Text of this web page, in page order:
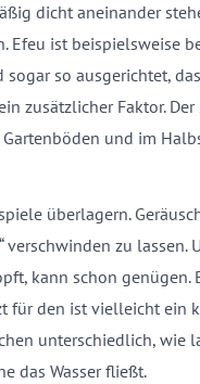
dicht aneinander
Efeu ist beispielsweise
so ausgerichtet,
zusätzlicher Faktor.
und im
überlagern.
zu lassen.
kann schon
für den ist vielleicht ein
unterschiedlich, wie
das Wasser fließt.